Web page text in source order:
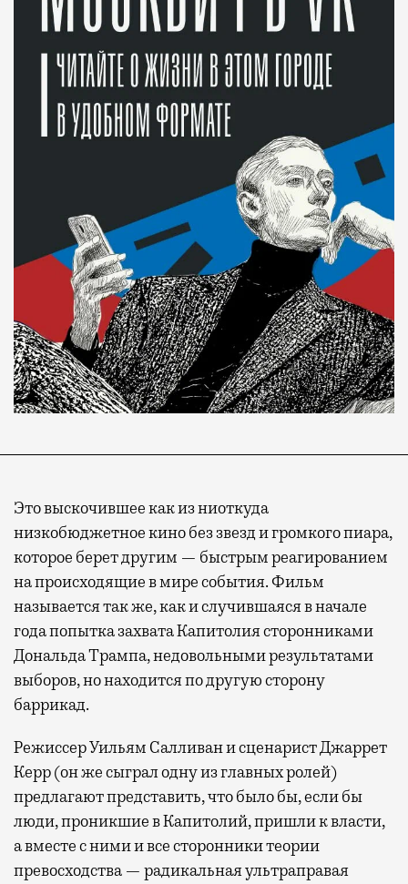
Это выскочившее как из ниоткуда
низкобюджетное кино без звезд и громкого пиара,
которое берет другим — быстрым реагированием
на происходящие в мире события. Фильм
называется так же, как и случившаяся в начале
года попытка захвата Капитолия сторонниками
Дональда Трампа, недовольными результатами
выборов, но находится по другую сторону
баррикад.
Режиссер Уильям Салливан и сценарист Джаррет
Керр (он же сыграл одну из главных ролей)
предлагают представить, что было бы, если бы
люди, проникшие в Капитолий, пришли к власти,
а вместе с ними и все сторонники теории
превосходства — радикальная ультраправая